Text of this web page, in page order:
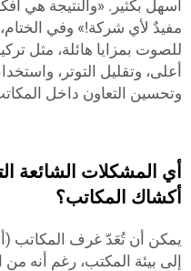
أسهل بكثير. «والنتيجة هي
مفيدٌ لأي شركة!» وفي الختام،
للصوت بمزايا هائلة، مثل
أعلى، وتقليل التوتر،
وتحسين التعاون داخل
أي المشكلات الشائعة
أكشاك المكاتب؟
يمكن أن تُعَدّ غرف المكاتب (أو
إلى بيئة المكتب، رغم أنه